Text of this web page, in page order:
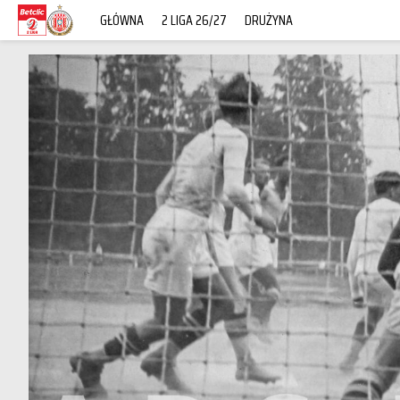
GŁÓWNA 2 LIGA 26/27 DRUŻYNA